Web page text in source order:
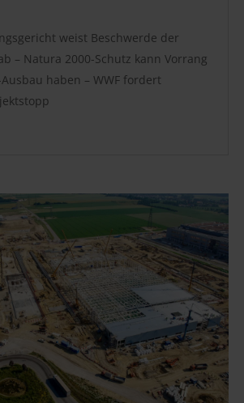
weist Beschwerde der
– Natura 2000-Schutz kann Vorrang
haben – WWF fordert